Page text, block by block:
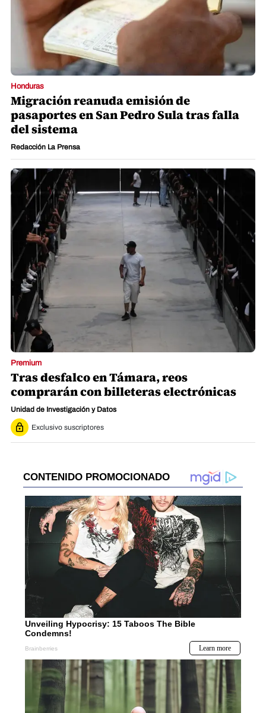
Honduras
Migración reanuda emisión de
pasaportes en San Pedro Sula tras falla
del sistema
Redacción La Prensa
Premium
Tras desfalco en Támara, reos
comprarán con billeteras electrónicas
Unidad de Investigación y Datos
Exclusivo suscriptores